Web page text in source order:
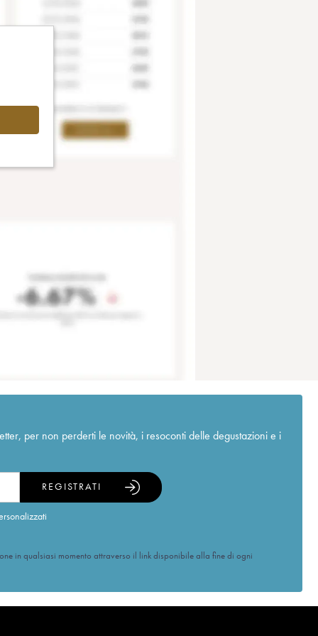
per non perderti le novità, i resoconti delle degustazioni e i
REGISTRATI
in qualsiasi momento attraverso il link disponibile alla fine di ogni